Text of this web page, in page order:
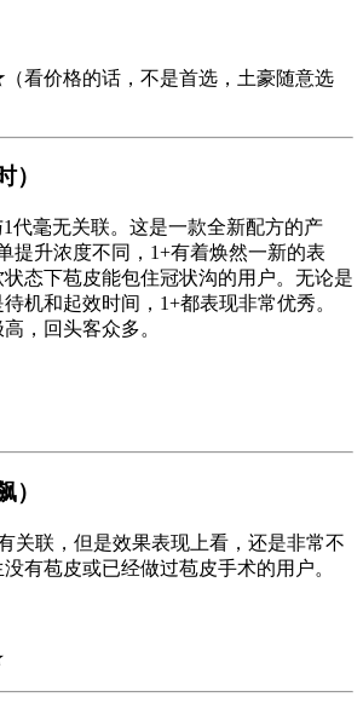
（看价格的话，不是首选，土豪随意选
）
1代毫无关联。这是一款全新配方的产
提升浓度不同，1+有着焕然一新的表
态下苞皮能包住冠状沟的用户。无论是
机和起效时间，1+都表现非常优秀。
，回头客众多。
）
关联，但是效果表现上看，还是非常不
有苞皮或已经做过苞皮手术的用户。